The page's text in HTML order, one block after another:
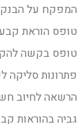
המפקח על
טופס הוראת קבע
טופס בקשה
פתרונות סליקה
הרשאה לחיוב
גביה בהוראות